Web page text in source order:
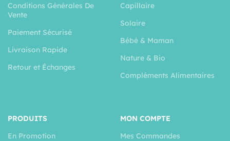
Conditions Générales De
Vente
Paiement Sécurisé
Livraison Rapide
Retour et Échanges
Capillaire
Solaire
Bébé & Maman
Nature & Bio
Compléments Alimentaires
PRODUITS
En Promotion
MON COMPTE
Mes Commandes